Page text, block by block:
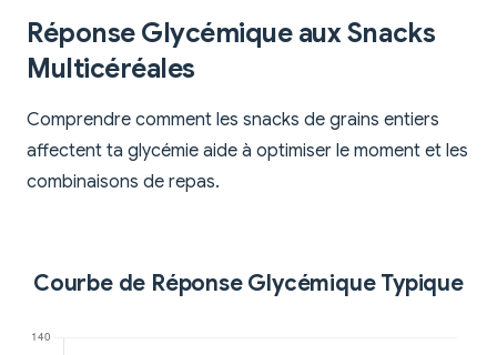
Réponse Glycémique aux Snacks
Multicéréales
Comprendre comment les snacks de grains entiers
affectent ta glycémie aide à optimiser le moment et les
combinaisons de repas.
Courbe de Réponse Glycémique Typique